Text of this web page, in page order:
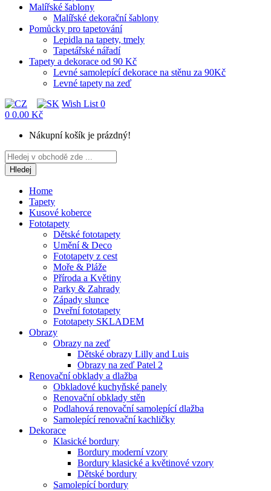
Malířské šablony
Malířské dekorační šablony
Pomůcky pro tapetování
Lepidla na tapety, tmely
Tapetářské nářadí
Tapety a dekorace od 90 Kč
Levné samolepící dekorace na stěnu za 90Kč
Levné tapety na zeď
Wish List 0
0 0.00 Kč
Nákupní košík je prázdný!
Hledej
Home
Tapety
Kusové koberce
Fototapety
Dětské fototapety
Umění & Deco
Fototapety z cest
Moře & Pláže
Příroda a Květiny
Parky & Zahrady
Západy slunce
Dveřní fototapety
Fototapety SKLADEM
Obrazy
Obrazy na zeď
Dětské obrazy Lilly and Luis
Obrazy na zeď Patel 2
Renovační obklady a dlažba
Obkladové kuchyňské panely
Renovační obklady stěn
Podlahová renovační samolepící dlažba
Samolepící renovační kachličky
Dekorace
Klasické bordury
Bordury moderní vzory
Bordury klasické a květinové vzory
Dětské bordury
Samolepící bordury